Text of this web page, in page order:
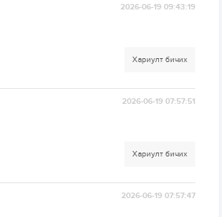
2026-06-19 09:43:19
Хариулт бичих
2026-06-19 07:57:51
Хариулт бичих
2026-06-19 07:57:47